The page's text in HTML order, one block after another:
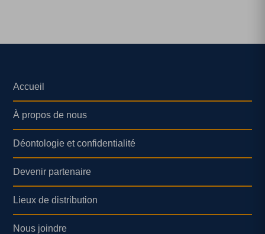
Accueil
À propos de nous
Déontologie et confidentialité
Devenir partenaire
Lieux de distribution
Nous joindre